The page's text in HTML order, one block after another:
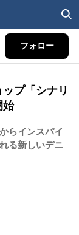
フォロー
プ「シナリ
始
らインスパイ
る新しいデニ